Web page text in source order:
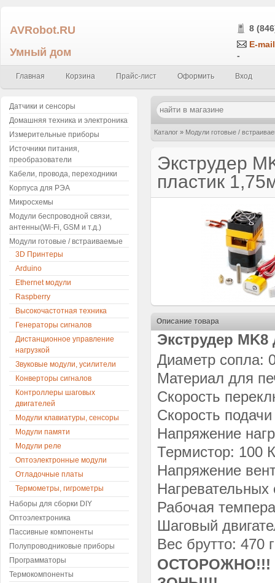
AVRobot.RU
Умный дом
8
E-
-
Главная Корзина Прайс-лист Оформить Вход
Каталог » Модули готовые /
Экструдер
пластик
Описание товара
Экструдер
Диаметр сопла:
Материал для
Скорость
Скорость
Напряжение
Термистор: 100 К
Напряжение
Рабочая
Шаговый
Вес брутто: 470
ОСТОРОЖНО!!!
Датчики и сенсоры
Домашняя техника и электроника
Измерительные приборы
Источники питания,
преобразователи
Кабели, провода, переходники
Корпуса для РЭА
Микросхемы
Модули беспроводной связи,
антенны(Wi-Fi, GSM и т.д.)
Модули готовые / встраиваемые
3D Принтеры
Arduino
Ethernet модули
Raspberry
Высокочастотная техника
Генераторы сигналов
Дистанционное управление
нагрузкой
Звуковые модули, усилители
Конверторы сигналов
Контроллеры шаговых
двигателей
Модули клавиатуры, сенсоры
Модули памяти
Модули реле
Оптоэлектронные модули
Отладочные платы
Термометры, гигрометры
Наборы для сборки DIY
Оптоэлектроника
Пассивные компоненты
Полупроводниковые приборы
Программаторы
Термокомпоненты